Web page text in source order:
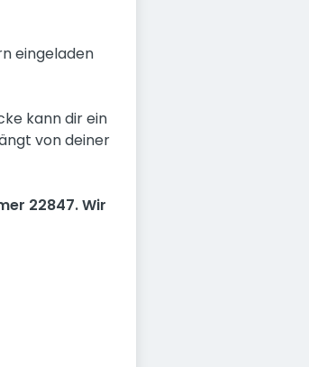
eingeladen
kann dir ein
von deiner
22847. Wir